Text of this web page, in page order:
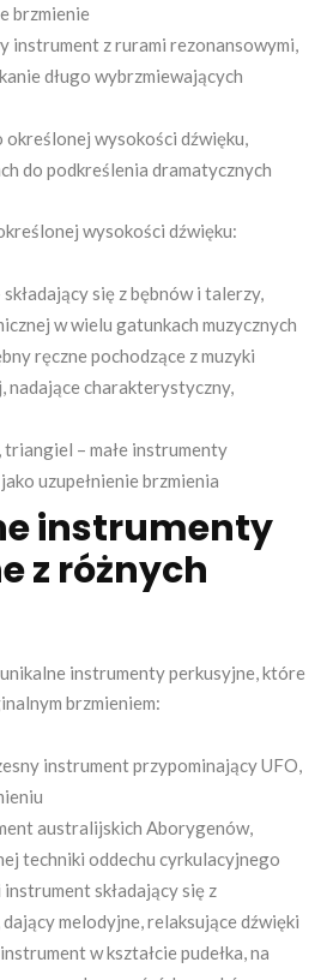
brzmienie
instrument z rurami rezonansowymi,
długo wybrzmiewających
określonej wysokości dźwięku,
do podkreślenia dramatycznych
wysokości dźwięku:
się z bębnów i talerzy,
w wielu gatunkach muzycznych
ręczne pochodzące z muzyki
nadające charakterystyczny,
triangiel – małe instrumenty
uzupełnienie brzmienia
instrumenty
z różnych
instrumenty perkusyjne, które
brzmieniem:
instrument przypominający UFO,
australijskich Aborygenów,
techniki oddechu cyrkulacyjnego
składający się z
melodyjne, relaksujące dźwięki
w kształcie pudełka, na